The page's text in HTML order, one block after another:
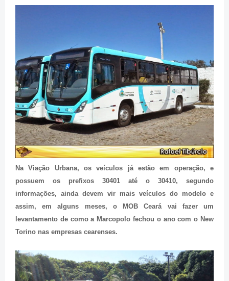
Na Viação Urbana, os veículos já estão em operação, e
possuem os prefixos 30401 até o 30410, segundo
informações, ainda devem vir mais veículos do modelo e
assim, em alguns meses, o MOB Ceará vai fazer um
levantamento de como a Marcopolo fechou o ano com o New
Torino nas empresas cearenses.